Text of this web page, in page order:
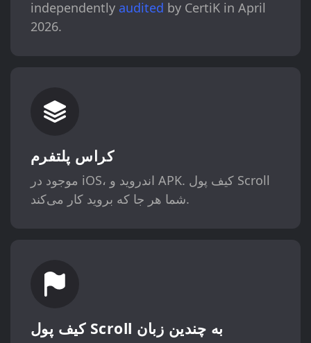
independently audited by CertiK in April
2026.
کراس پلتفرم
موجود در iOS، اندروید و APK. کیف پول Scroll
شما هر جا که بروید کار می‌کند.
کیف پول Scroll به چندین زبان